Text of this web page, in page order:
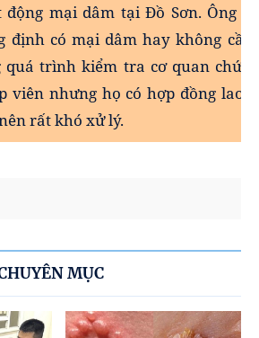
mại dâm tại Đồ Sơn. Ông
định có mại dâm hay không cần
quá trình kiểm tra cơ quan chức
viên nhưng họ có hợp đồng lao
rất khó xử lý.
MỤC